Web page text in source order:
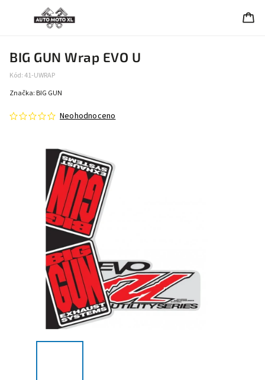
BIG GUN Wrap EVO U
Kód:41-UWRAP
Neohodnoceno
Značka: BIG GUN